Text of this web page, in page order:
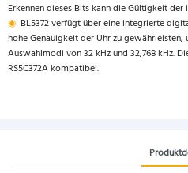
Erkennen dieses Bits kann die Gültigkeit
◉ BL5372 verfügt über eine integrierte
hohe Genauigkeit der Uhr zu
Auswahlmodi von 32 kHz und 32,768 kHz.
RS5C372A kompatibel.